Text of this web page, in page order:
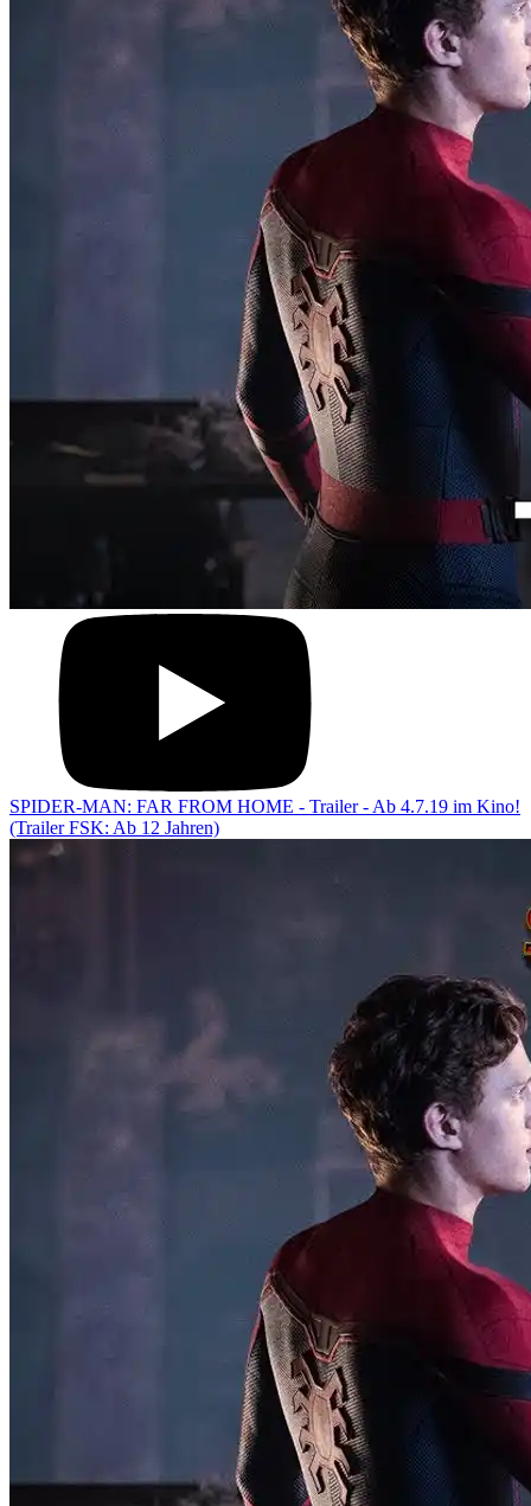
SPIDER-MAN: FAR FROM HOME - Trailer - Ab 4.7.19 im Kino!
(Trailer FSK: Ab 12 Jahren)